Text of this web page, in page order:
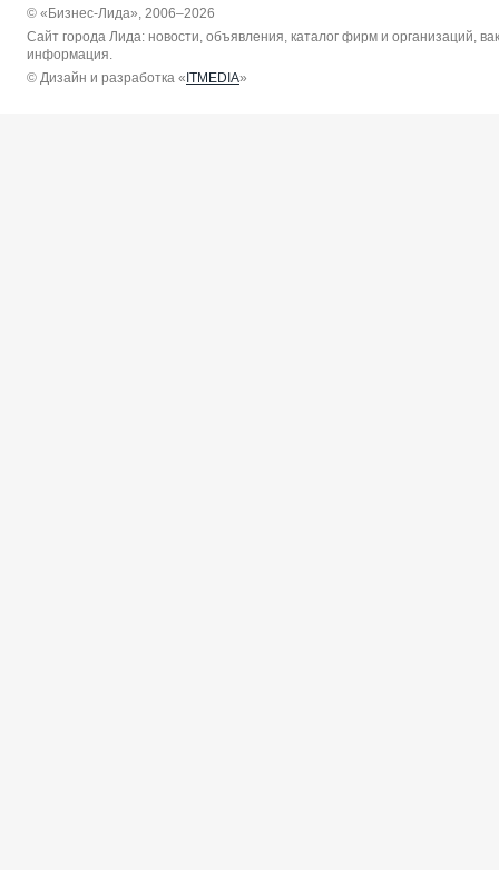
© «Бизнес-Лида», 2006–2026
Сайт города Лида: новости, объявления, каталог фирм и организаций,
информация.
© Дизайн и разработка « ITMEDIA»